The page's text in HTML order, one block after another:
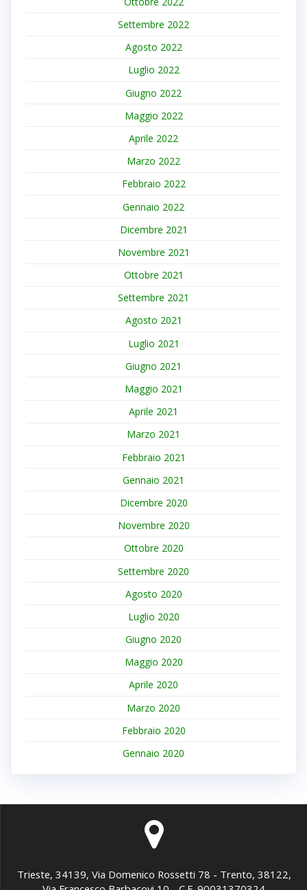
Settembre 2022
Agosto 2022
Luglio 2022
Giugno 2022
Maggio 2022
Aprile 2022
Marzo 2022
Febbraio 2022
Gennaio 2022
Dicembre 2021
Novembre 2021
Ottobre 2021
Settembre 2021
Agosto 2021
Luglio 2021
Giugno 2021
Maggio 2021
Aprile 2021
Marzo 2021
Febbraio 2021
Gennaio 2021
Dicembre 2020
Novembre 2020
Ottobre 2020
Settembre 2020
Agosto 2020
Luglio 2020
Giugno 2020
Maggio 2020
Aprile 2020
Marzo 2020
Febbraio 2020
Gennaio 2020
Trieste, 34139, Via Domenico Rossetti 78 - Trento, 38122,